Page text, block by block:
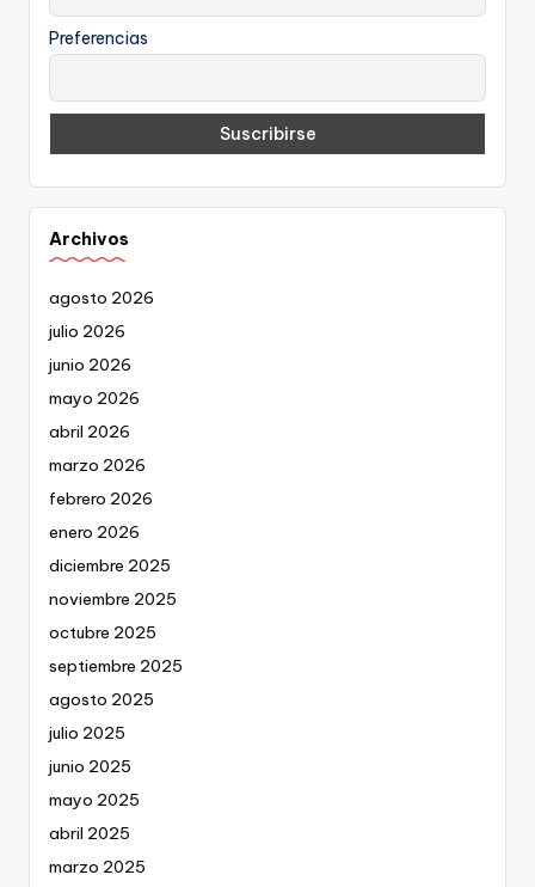
Preferencias
Archivos
agosto 2026
julio 2026
junio 2026
mayo 2026
abril 2026
marzo 2026
febrero 2026
enero 2026
diciembre 2025
noviembre 2025
octubre 2025
septiembre 2025
agosto 2025
julio 2025
junio 2025
mayo 2025
abril 2025
marzo 2025